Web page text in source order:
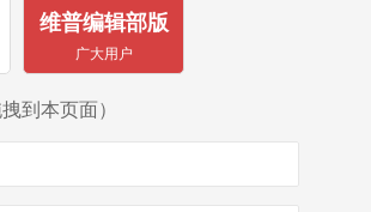
维普编辑部版
广大用户
到本页面）